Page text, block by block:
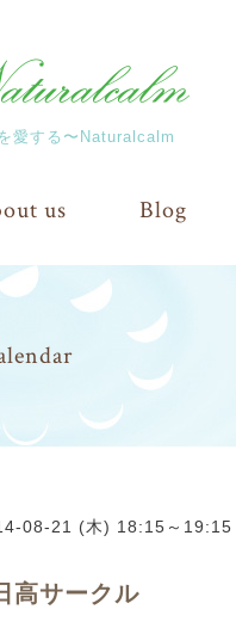
愛する〜Naturalcalm
us Blog
08-21 (木) 18:15～19:15
高サークル